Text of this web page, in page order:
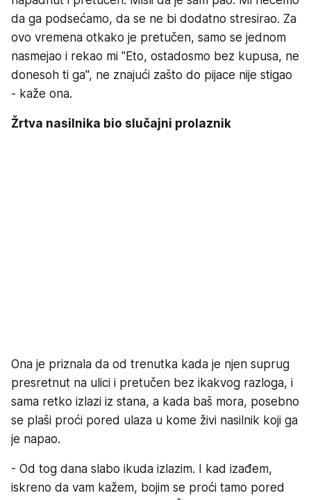
da ga podsećamo, da se ne bi dodatno stresirao. Za
ovo vremena otkako je pretučen, samo se jednom
nasmejao i rekao mi "Eto, ostadosmo bez kupusa, ne
donesoh ti ga", ne znajući zašto do pijace nije stigao
- kaže ona.
Žrtva nasilnika bio slučajni prolaznik
Ona je priznala da od trenutka kada je njen suprug
presretnut na ulici i pretučen bez ikakvog razloga, i
sama retko izlazi iz stana, a kada baš mora, posebno
se plaši proći pored ulaza u kome živi nasilnik koji ga
je napao.
- Od tog dana slabo ikuda izlazim. I kad izađem,
iskreno da vam kažem, bojim se proći tamo pored